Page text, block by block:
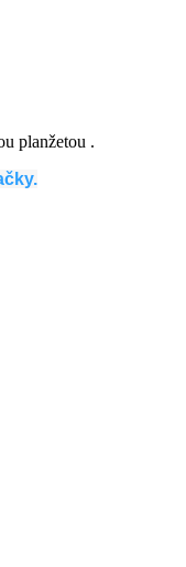
planžetou .